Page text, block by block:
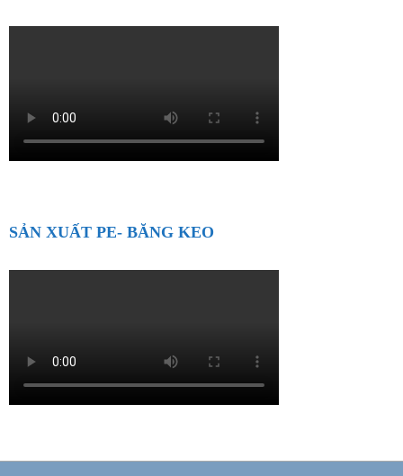
SẢN XUẤT PE- BĂNG KEO